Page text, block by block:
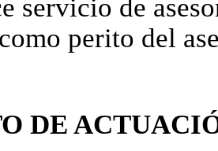
servicio de
perito del
DE